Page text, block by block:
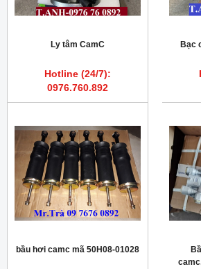
Ly tâm CamC
Hotline (24/7):
0976.760.892
Bạc
bầu hơi camc mã 50H08-01028